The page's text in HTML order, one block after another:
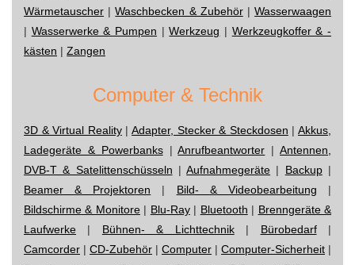
Wärmetauscher |Waschbecken & Zubehör|Wasserwaagen
| Wasserwerke & Pumpen |Werkzeug | Werkzeugkoffer & -
kästen | Zangen
Computer & Technik
3D & Virtual Reality|Adapter, Stecker & Steckdosen |Akkus,
Ladegeräte & Powerbanks|Anrufbeantworter |Antennen,
DVB-T & Satelittenschüsseln |Aufnahmegeräte | Backup|
Beamer & Projektoren | Bild- & Videobearbeitung |
Bildschirme & Monitore| Blu-Ray| Bluetooth | Brenngeräte &
Laufwerke | Bühnen- & Lichttechnik| Bürobedarf|
Camcorder | CD-Zubehör | Computer | Computer-Sicherheit |